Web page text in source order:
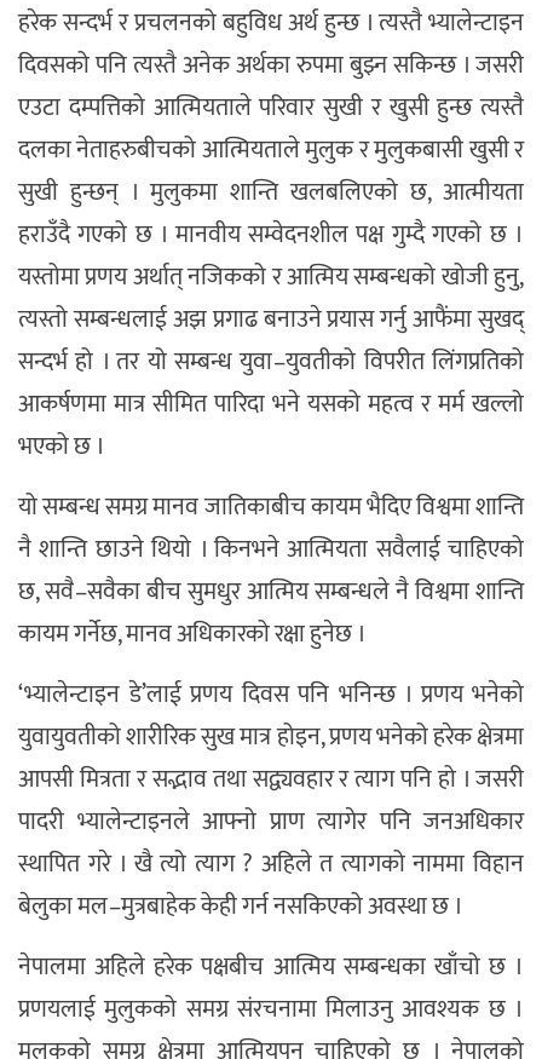
हरेक सन्दर्भ र प्रचलनको बहुविध अर्थ हुन्छ । त्यस्तै भ्यालेन्टाइन
दिवसको पनि त्यस्तै अनेक अर्थका रुपमा बुझ्न सकिन्छ । जसरी
एउटा दम्पत्तिको आत्मियताले परिवार सुखी र खुसी हुन्छ त्यस्तै
दलका नेताहरुबीचको आत्मियताले मुलुक र मुलुकबासी खुसी र
सुखी हुन्छन् । मुलुकमा शान्ति खलबलिएको छ, आत्मीयता
हराउँदै गएको छ । मानवीय सम्वेदनशील पक्ष गुम्दै गएको छ ।
यस्तोमा प्रणय अर्थात् नजिकको र आत्मिय सम्बन्धको खोजी हुनु,
त्यस्तो सम्बन्धलाई अझ प्रगाढ बनाउने प्रयास गर्नु आफैंमा सुखद्
सन्दर्भ हो । तर यो सम्बन्ध युवा–युवतीको विपरीत लिंगप्रतिको
आकर्षणमा मात्र सीमित पारिदा भने यसको महत्व र मर्म खल्लो
भएको छ ।
यो सम्बन्ध समग्र मानव जातिकाबीच कायम भैदिए विश्वमा शान्ति
नै शान्ति छाउने थियो । किनभने आत्मियता सवैलाई चाहिएको
छ, सवै–सवैका बीच सुमधुर आत्मिय सम्बन्धले नै विश्वमा शान्ति
कायम गर्नेछ, मानव अधिकारको रक्षा हुनेछ ।
‘भ्यालेन्टाइन डे’लाई प्रणय दिवस पनि भनिन्छ । प्रणय भनेको
युवायुवतीको शारीरिक सुख मात्र होइन, प्रणय भनेको हरेक क्षेत्रमा
आपसी मित्रता र सद्भाव तथा सद्व्यवहार र त्याग पनि हो । जसरी
पादरी भ्यालेन्टाइनले आफ्नो प्राण त्यागेर पनि जनअधिकार
स्थापित गरे । खै त्यो त्याग ? अहिले त त्यागको नाममा विहान
बेलुका मल–मुत्रबाहेक केही गर्न नसकिएको अवस्था छ ।
नेपालमा अहिले हरेक पक्षबीच आत्मिय सम्बन्धका खाँचो छ ।
प्रणयलाई मुलुकको समग्र संरचनामा मिलाउनु आवश्यक छ ।